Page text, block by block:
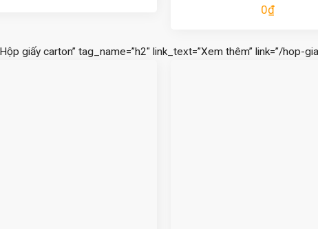
Được xếp
0₫
giấy carton” tag_name=”h2″ link_text=”Xem thêm” link=”/hop-